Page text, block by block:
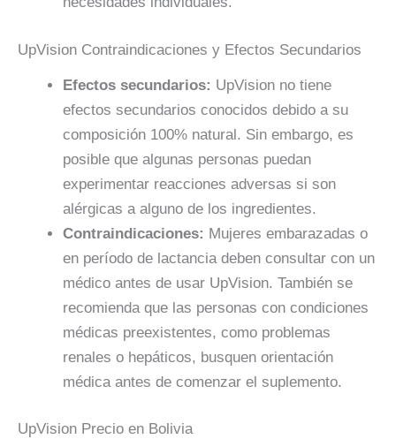
UpVision Contraindicaciones y Efectos Secundarios
Efectos secundarios: UpVision no tiene
efectos secundarios conocidos debido a su
composición 100% natural. Sin embargo, es
posible que algunas personas puedan
experimentar reacciones adversas si son
alérgicas a alguno de los ingredientes.
Contraindicaciones: Mujeres embarazadas o
en período de lactancia deben consultar con un
médico antes de usar UpVision. También se
recomienda que las personas con condiciones
médicas preexistentes, como problemas
renales o hepáticos, busquen orientación
médica antes de comenzar el suplemento.
UpVision Precio en Bolivia